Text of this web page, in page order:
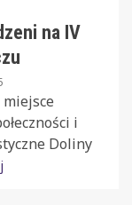
na IV
i
Doliny